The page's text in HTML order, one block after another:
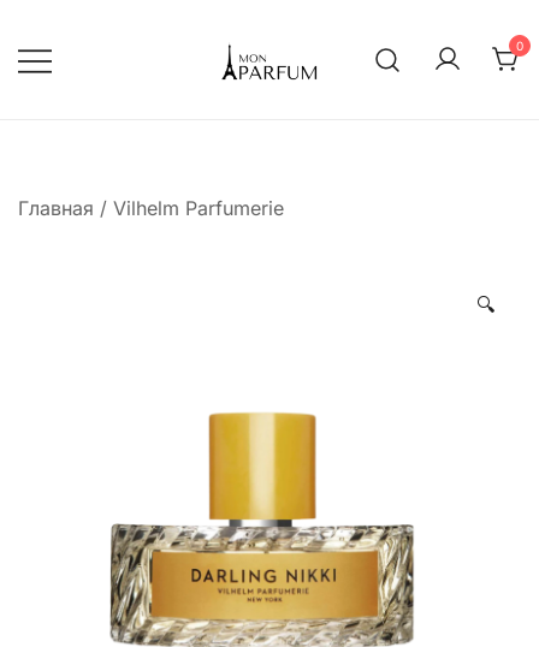
содержимому
0
Главная / Vilhelm Parfumerie
🔍